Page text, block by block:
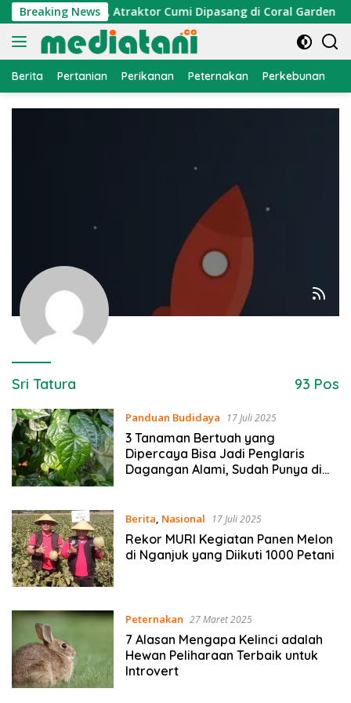
Langsung
ke
konten
Breaking News
Nelayan, Atraktor Cumi Dipasang di Coral Garden
Berita Pertanian Perikanan Peternakan Perkebunan
Sri Tatura 93 Pos
Panduan Budidaya 17 Juli 2025
3 Tanaman Bertuah yang
Dipercaya Bisa Jadi Penglaris
Dagangan Alami, Sudah Punya di
Berita, Nasional 17 Juli 2025
Rekor MURI Kegiatan Panen Melon
di Nganjuk yang Diikuti 1000 Petani
Peternakan 27 Maret 2025
7 Alasan Mengapa Kelinci adalah
Hewan Peliharaan Terbaik untuk
Introvert